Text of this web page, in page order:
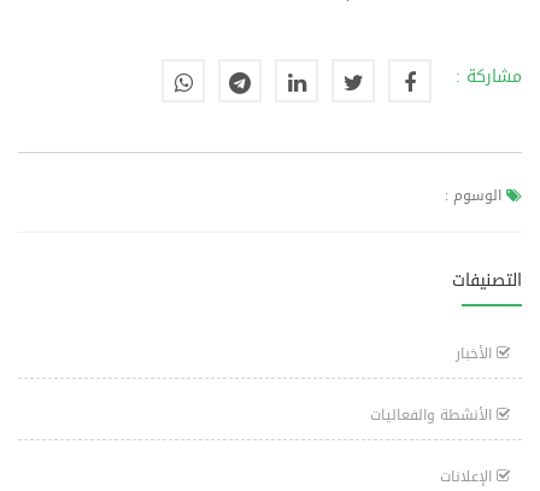
مشاركة :
الوسوم :
التصنيفات
الأخبار
الأنشطة والفعاليات
الإعلانات